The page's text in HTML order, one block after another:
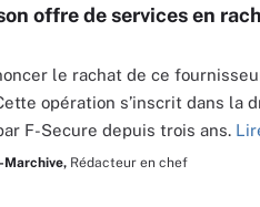
offre de services en
le rachat de ce
opération s’inscrit dans la
F-Secure depuis trois ans.
Marchive, Rédacteur en chef